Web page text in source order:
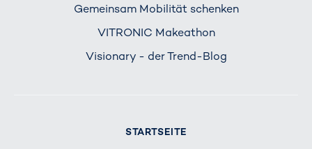
Gemeinsam Mobilität schenken
VITRONIC Makeathon
Visionary - der Trend-Blog
STARTSEITE